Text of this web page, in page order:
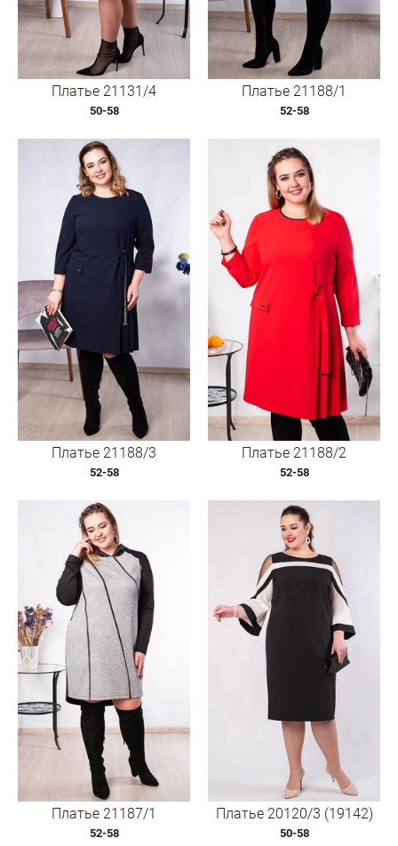
Платье 21131/4
50-58
Платье 21188/1
52-58
Платье 21188/3
52-58
Платье 21188/2
52-58
Платье 21187/1
52-58
Платье 20120/3 (19142)
50-58